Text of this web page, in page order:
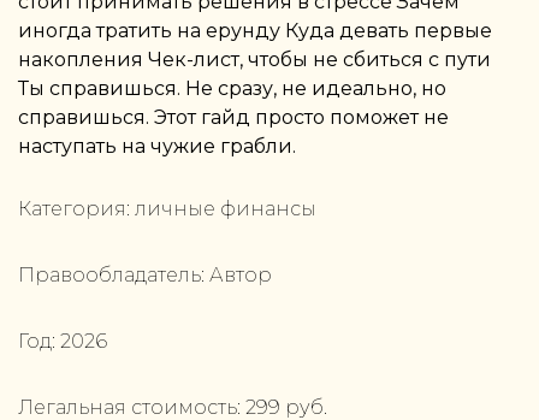
иногда тратить на ерунду Куда девать первые
накопления Чек-лист, чтобы не сбиться с пути
Ты справишься. Не сразу, не идеально, но
справишься. Этот гайд просто поможет не
наступать на чужие грабли.
Категория: личные финансы
Правообладатель: Автор
Год: 2026
Легальная стоимость: 299 руб.